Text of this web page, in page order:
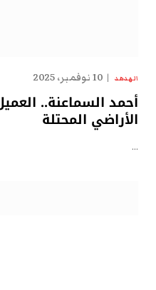
الهدهد 10 نوفمبر، 2025
أحمد السماعنة..
الأراضي المحتلة
…